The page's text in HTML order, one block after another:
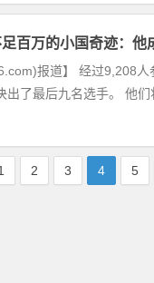
足百万的小国奇迹：
报道】 经过9,208
出了最后九名选手。 他
2 3 4 5